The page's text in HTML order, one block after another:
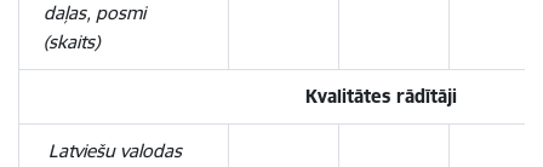
daļas, posmi
(skaits)
Kvalitātes rādītāji
Latviešu valodas